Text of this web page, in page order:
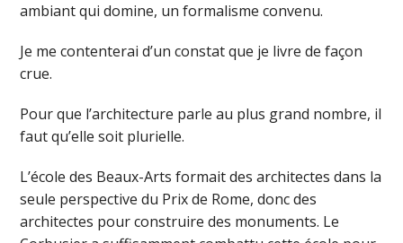
ambiant qui domine, un formalisme convenu.
Je me contenterai d’un constat que je livre de façon
crue.
Pour que l’architecture parle au plus grand nombre, il
faut qu’elle soit plurielle.
L’école des Beaux-Arts formait des architectes dans la
seule perspective du Prix de Rome, donc des
architectes pour construire des monuments. Le